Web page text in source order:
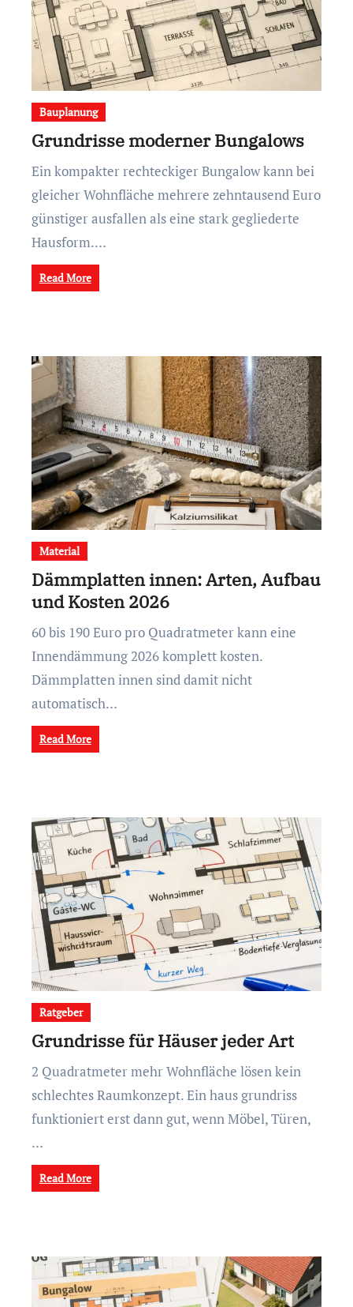
Bauplanung
Grundrisse moderner Bungalows
Ein kompakter rechteckiger Bungalow kann bei
gleicher Wohnfläche mehrere zehntausend Euro
günstiger ausfallen als eine stark gegliederte
Hausform.…
Read More
Material
Dämmplatten innen: Arten, Aufbau
und Kosten 2026
60 bis 190 Euro pro Quadratmeter kann eine
Innendämmung 2026 komplett kosten.
Dämmplatten innen sind damit nicht
automatisch…
Read More
Ratgeber
Grundrisse für Häuser jeder Art
2 Quadratmeter mehr Wohnfläche lösen kein
schlechtes Raumkonzept. Ein haus grundriss
funktioniert erst dann gut, wenn Möbel, Türen,
…
Read More